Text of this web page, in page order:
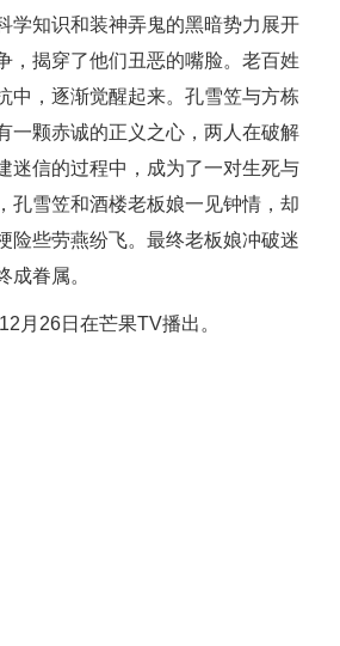
学知识和装神弄鬼的黑暗势力展开
，揭穿了他们丑恶的嘴脸。老百姓
中，逐渐觉醒起来。孔雪笠与方栋
一颗赤诚的正义之心，两人在破解
迷信的过程中，成为了一对生死与
孔雪笠和酒楼老板娘一见钟情，却
险些劳燕纷飞。最终老板娘冲破迷
成眷属。
月26日在芒果TV播出。